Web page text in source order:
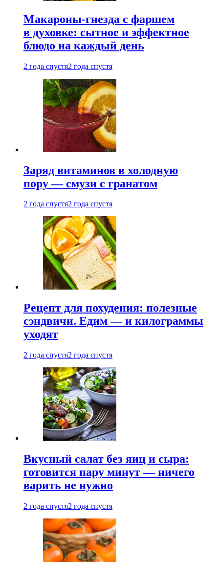
Макароны-гнезда с фаршем
в духовке: сытное и эффектное
блюдо на каждый день
2 года спустя2 года спустя
Заряд витаминов в холодную
пору — смузи с гранатом
2 года спустя2 года спустя
Рецепт для похудения: полезные
сэндвичи. Едим — и килограммы
уходят
2 года спустя2 года спустя
Вкусный салат без яиц и сыра:
готовится пару минут — ничего
варить не нужно
2 года спустя2 года спустя